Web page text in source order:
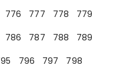
776 777 778
779
786 787 788
789
796 797 798